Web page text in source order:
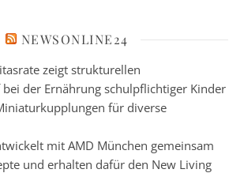
NEWSONLINE24
zeigt strukturellen
der Ernährung schulpflichtiger Kinder
für diverse
mit AMD München gemeinsam
und erhalten dafür den New Living